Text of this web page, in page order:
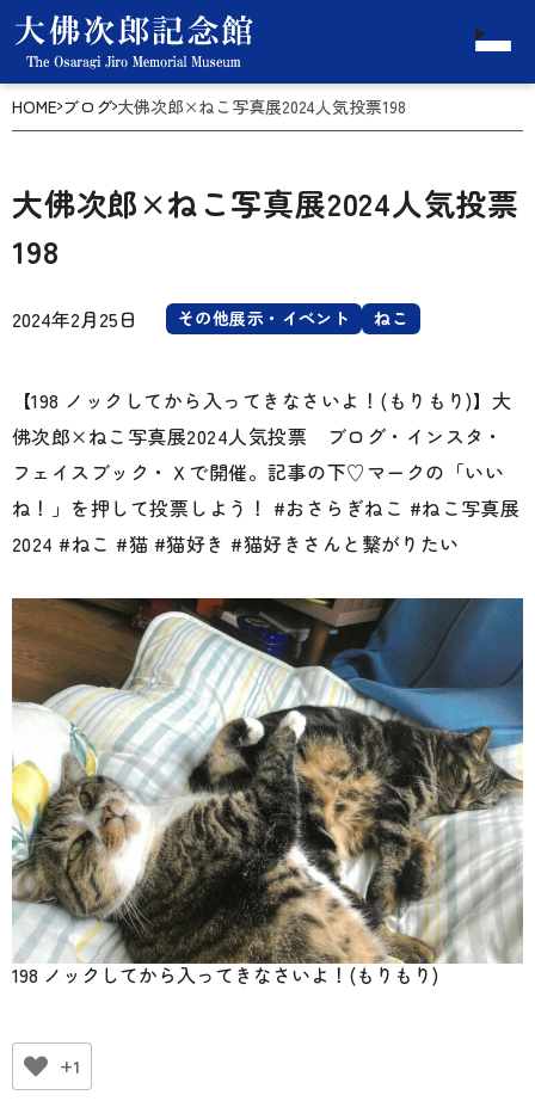
HOME ブログ 大佛次郎×ねこ写真展2024人気投票198
大佛次郎×ねこ写真展2024人気投票
198
2024年2月25日 その他展示・イベント ねこ
【198 ノックしてから入ってきなさいよ！(もりもり)】大
佛次郎×ねこ写真展2024人気投票 ブログ・インスタ・
フェイスブック・Ｘで開催。記事の下♡マークの「いい
ね！」を押して投票しよう！ #おさらぎねこ #ねこ写真展
2024 #ねこ #猫 #猫好き #猫好きさんと繋がりたい
198 ノックしてから入ってきなさいよ！(もりもり)
+1